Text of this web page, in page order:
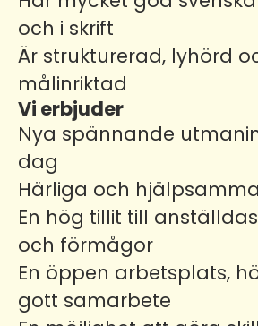
och i skrift
Är strukturerad, lyhörd
målinriktad
Vi erbjuder
Nya spännande
dag
Härliga och
En hög tillit till
och förmågor
En öppen arbetsplats,
gott samarbete